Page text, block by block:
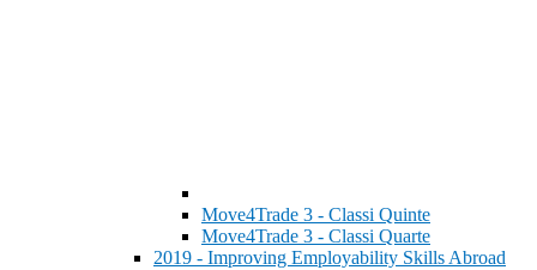
Move4Trade 3 - Classi Quinte
Move4Trade 3 - Classi Quarte
2019 - Improving Employability Skills Abroad